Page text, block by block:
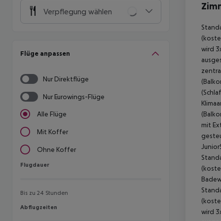
Verpflegung wählen
Flüge anpassen
Nur Direktflüge
Nur Eurowings-Flüge
Alle Flüge
Mit Koffer
Ohne Koffer
Flugdauer
Flugdauer
Bis zu 24 Stunden
Abflugzeiten
Abflugzeiten
wird
mit
wird